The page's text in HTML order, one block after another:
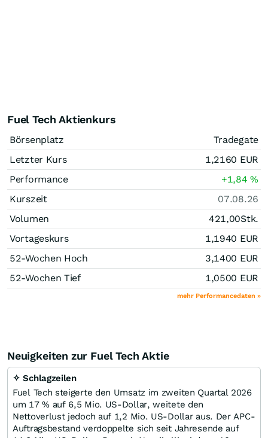
Fuel Tech Aktienkurs
Börsenplatz
Tradegate
Letzter Kurs
1,2160 EUR
Performance
+1,84%
Kurszeit
07.08.26
Volumen
421,00Stk.
Vortageskurs
1,1940 EUR
52-Wochen Hoch
3,1400 EUR
52-Wochen Tief
1,0500 EUR
mehr Performancedaten »
Neuigkeiten zur Fuel Tech Aktie
✧ Schlagzeilen
Fuel Tech steigerte den Umsatz im zweiten Quartal 2026
um 17 % auf 6,5 Mio. US-Dollar, weitete den
Nettoverlust jedoch auf 1,2 Mio. US-Dollar aus. Der APC-
Auftragsbestand verdoppelte sich seit Jahresende auf